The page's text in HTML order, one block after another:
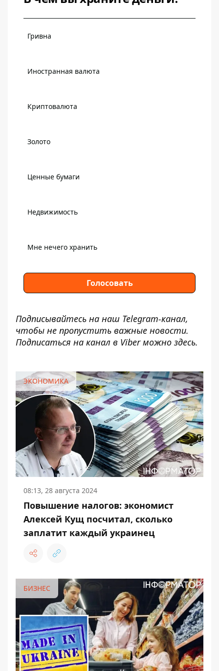
Гривна
Иностранная валюта
Криптовалюта
Золото
Ценные бумаги
Недвижимость
Мне нечего хранить
Голосовать
Подписывайтесь на наш Telegram-канал,
чтобы не пропустить важные новости.
Подписаться на канал в Viber можно здесь.
ЭКОНОМИКА
08:13, 28 августа 2024
Повышение налогов: экономист
Алексей Кущ посчитал, сколько
заплатит каждый украинец
БИЗНЕС